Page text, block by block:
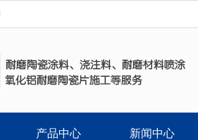
产品中心 新闻中心